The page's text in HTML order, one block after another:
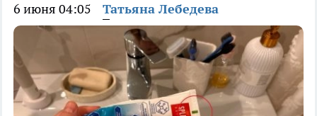
6 июня 04:05 Татьяна Лебедева